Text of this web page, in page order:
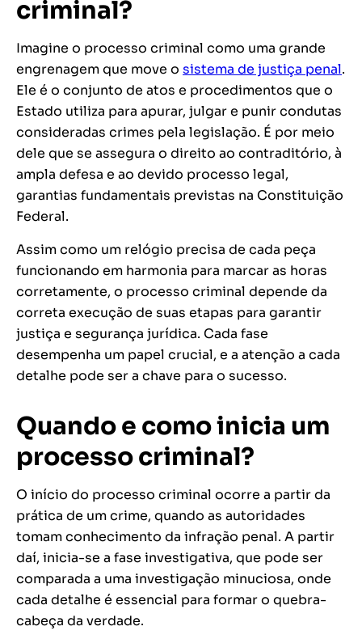
criminal?
Imagine o processo criminal como uma grande
engrenagem que move o sistema de justiça penal.
Ele é o conjunto de atos e procedimentos que o
Estado utiliza para apurar, julgar e punir condutas
consideradas crimes pela legislação. É por meio
dele que se assegura o direito ao contraditório, à
ampla defesa e ao devido processo legal,
garantias fundamentais previstas na Constituição
Federal.
Assim como um relógio precisa de cada peça
funcionando em harmonia para marcar as horas
corretamente, o processo criminal depende da
correta execução de suas etapas para garantir
justiça e segurança jurídica. Cada fase
desempenha um papel crucial, e a atenção a cada
detalhe pode ser a chave para o sucesso.
Quando e como inicia um
processo criminal?
O início do processo criminal ocorre a partir da
prática de um crime, quando as autoridades
tomam conhecimento da infração penal. A partir
daí, inicia-se a fase investigativa, que pode ser
comparada a uma investigação minuciosa, onde
cada detalhe é essencial para formar o quebra-
cabeça da verdade.